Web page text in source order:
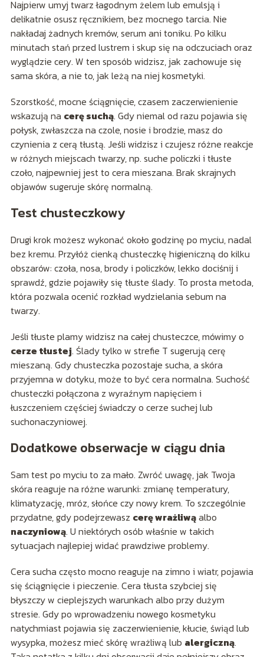
Najpierw umyj twarz łagodnym żelem lub emulsją i
delikatnie osusz ręcznikiem, bez mocnego tarcia. Nie
nakładaj żadnych kremów, serum ani toniku. Po kilku
minutach stań przed lustrem i skup się na odczuciach oraz
wyglądzie cery. W ten sposób widzisz, jak zachowuje się
sama skóra, a nie to, jak leżą na niej kosmetyki.
Szorstkość, mocne ściągnięcie, czasem zaczerwienienie
wskazują na cerę suchą. Gdy niemal od razu pojawia się
połysk, zwłaszcza na czole, nosie i brodzie, masz do
czynienia z cerą tłustą. Jeśli widzisz i czujesz różne reakcje
w różnych miejscach twarzy, np. suche policzki i tłuste
czoło, najpewniej jest to cera mieszana. Brak skrajnych
objawów sugeruje skórę normalną.
Test chusteczkowy
Drugi krok możesz wykonać około godzinę po myciu, nadal
bez kremu. Przyłóż cienką chusteczkę higieniczną do kilku
obszarów: czoła, nosa, brody i policzków, lekko dociśnij i
sprawdź, gdzie pojawiły się tłuste ślady. To prosta metoda,
która pozwala ocenić rozkład wydzielania sebum na
twarzy.
Jeśli tłuste plamy widzisz na całej chusteczce, mówimy o
cerze tłustej. Ślady tylko w strefie T sugerują cerę
mieszaną. Gdy chusteczka pozostaje sucha, a skóra
przyjemna w dotyku, może to być cera normalna. Suchość
chusteczki połączona z wyraźnym napięciem i
łuszczeniem częściej świadczy o cerze suchej lub
suchonaczyniowej.
Dodatkowe obserwacje w ciągu dnia
Sam test po myciu to za mało. Zwróć uwagę, jak Twoja
skóra reaguje na różne warunki: zmianę temperatury,
klimatyzację, mróz, słońce czy nowy krem. To szczególnie
przydatne, gdy podejrzewasz cerę wrażliwąalbo
naczyniową. U niektórych osób właśnie w takich
sytuacjach najlepiej widać prawdziwe problemy.
Cera sucha często mocno reaguje na zimno i wiatr, pojawia
się ściągnięcie i pieczenie. Cera tłusta szybciej się
błyszczy w cieplejszych warunkach albo przy dużym
stresie. Gdy po wprowadzeniu nowego kosmetyku
natychmiast pojawia się zaczerwienienie, kłucie, świąd lub
wysypka, możesz mieć skórę wrażliwą lub alergiczną.